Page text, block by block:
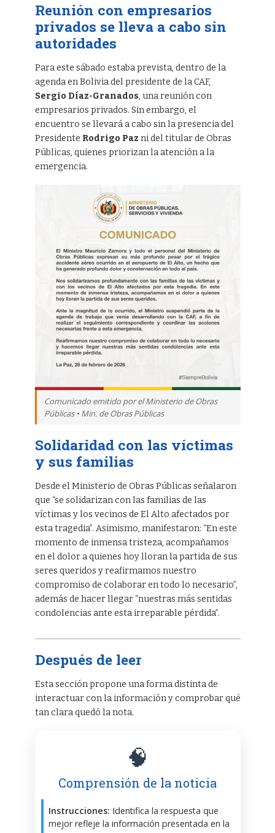
Reunión con empresarios
privados se lleva a cabo sin
autoridades
Para este sábado estaba prevista, dentro de la
agenda en Bolivia del presidente de la CAF,
Sergio Díaz-Granados, una reunión con
empresarios privados. Sin embargo, el
encuentro se llevará a cabo sin la presencia del
Presidente Rodrigo Paz ni del titular de Obras
Públicas, quienes priorizan la atención a la
emergencia.
Comunicado emitido por el Ministerio de Obras
Públicas • Min. de Obras Públicas
Solidaridad con las víctimas
y sus familias
Desde el Ministerio de Obras Públicas señalaron
que “se solidarizan con las familias de las
víctimas y los vecinos de El Alto afectados por
esta tragedia”. Asimismo, manifestaron: “En este
momento de inmensa tristeza, acompañamos
en el dolor a quienes hoy lloran la partida de sus
seres queridos y reafirmamos nuestro
compromiso de colaborar en todo lo necesario”,
además de hacer llegar “nuestras más sentidas
condolencias ante esta irreparable pérdida”.
Después de leer
Esta sección propone una forma distinta de
interactuar con la información y comprobar qué
tan clara quedó la nota.
🧠
Comprensión de la noticia
Instrucciones: Identifica la respuesta que
mejor refleje la información presentada en la